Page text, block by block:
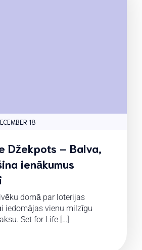
18
Džekpots – Balva,
ienākumus
domā par loterijas
iedomājas vienu milzīgu
Set for Life […]